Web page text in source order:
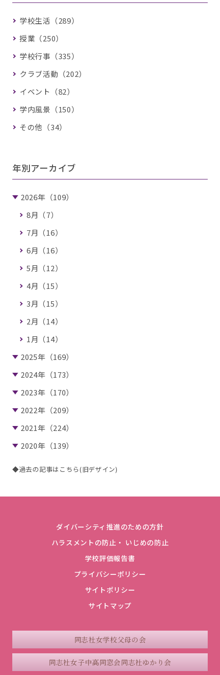
学校生活（289）
授業（250）
学校行事（335）
クラブ活動（202）
イベント（82）
学内風景（150）
その他（34）
年別アーカイブ
2026年（109）
8月（7）
7月（16）
6月（16）
5月（12）
4月（15）
3月（15）
2月（14）
1月（14）
2025年（169）
2024年（173）
2023年（170）
2022年（209）
2021年（224）
2020年（139）
◆過去の記事はこちら(旧デザイン)
ダイバーシティ推進のための方針
ハラスメントの防止・ いじめの防止
学校評価報告書
プライバシーポリシー
サイトポリシー
サイトマップ
同志社女学校父母の会
同志社女子中高同窓会同志社ゆかり会